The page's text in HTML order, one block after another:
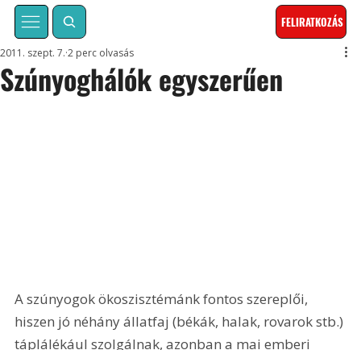
FELIRATKOZÁS
Szúnyoghálók egyszerűen
2011. szept. 7. 2 perc olvasás
A szúnyogok ökoszisztémánk fontos szereplői,
hiszen jó néhány állatfaj (békák, halak, rovarok stb.)
táplálékául szolgálnak, azonban a mai emberi